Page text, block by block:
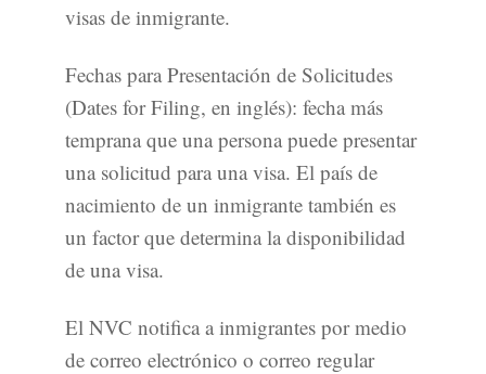
visas de inmigrante.
Fechas para Presentación de Solicitudes
(Dates for Filing, en inglés): fecha más
temprana que una persona puede presentar
una solicitud para una visa. El país de
nacimiento de un inmigrante también es
un factor que determina la disponibilidad
de una visa.
El NVC notifica a inmigrantes por medio
de correo electrónico o correo regular